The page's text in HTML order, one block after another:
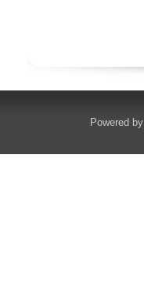
Powered by